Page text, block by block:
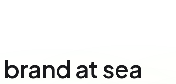
at sea